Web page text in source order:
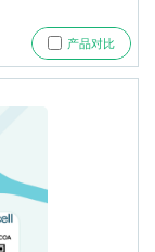
产品对比